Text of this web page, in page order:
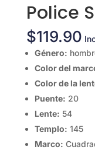
Police
$119.90
Género:
Color del
Color de la
Puente: 20
Lente: 54
Templo: 145
Marco: